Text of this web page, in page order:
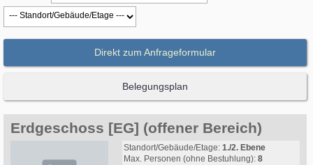
Direkt zum Anfrageformular
Belegungsplan
Erdgeschoss [EG] (offener Bereich)
Standort/Gebäude/Etage: 1./2. Ebene
Max. Personen (ohne Bestuhlung): 8